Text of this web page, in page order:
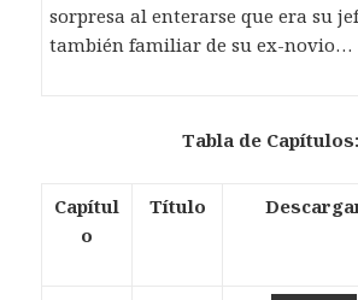
sorpresa al enterarse que era su
también familiar de su ex-novio…
Tabla de Capítulos:
Capítul
o
Título